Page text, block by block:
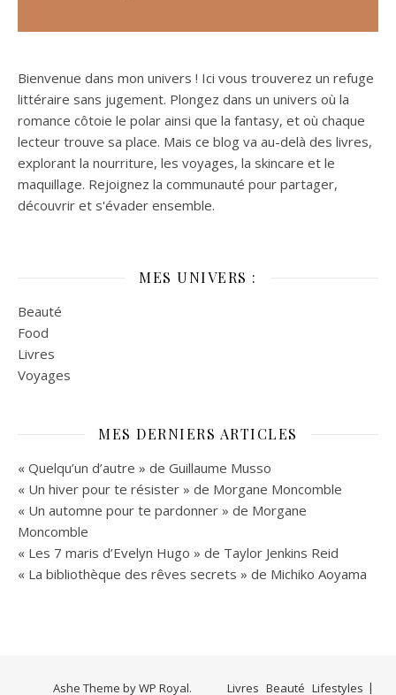
Bienvenue dans mon univers ! Ici vous trouverez un refuge
littéraire sans jugement. Plongez dans un univers où la
romance côtoie le polar ainsi que la fantasy, et où chaque
lecteur trouve sa place. Mais ce blog va au-delà des livres,
explorant la nourriture, les voyages, la skincare et le
maquillage. Rejoignez la communauté pour partager,
découvrir et s'évader ensemble.
MES UNIVERS :
Beauté
Food
Livres
Voyages
MES DERNIERS ARTICLES
« Quelqu’un d’autre » de Guillaume Musso
« Un hiver pour te résister » de Morgane Moncomble
« Un automne pour te pardonner » de Morgane
Moncomble
« Les 7 maris d’Evelyn Hugo » de Taylor Jenkins Reid
« La bibliothèque des rêves secrets » de Michiko Aoyama
Livres Beauté Lifestyles
Ashe Theme byWP Royal.